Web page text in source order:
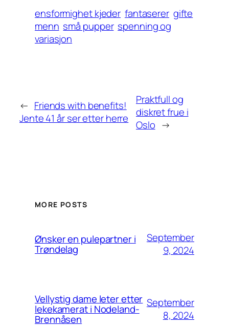
ensformighet kjeder fantaserer gifte
menn små pupper spenning og
variasjon
← Friends with benefits!
Jente 41 år ser etter herre
Praktfull og
diskret frue i
Oslo →
MORE POSTS
Ønsker en pulepartner i
Trøndelag
September
9, 2024
Vellystig dame leter etter
lekekamerat i Nodeland-
Brennåsen
September
8, 2024